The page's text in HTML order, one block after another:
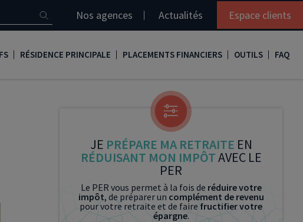
Nos agences Actualités Espace clients
Bordeaux
Marseille
RÉSIDENCE PRINCIPALE
Assurance de prêt immobilier
Renégocier son crédit immobilier
PLACEMENTS FINANCIERS
Loi Madelin
OUTILS
Simulation loi Denormandie
Comment réaliser son bilan patrimonial ?
Le guide de la loi Denormandie 2026
Simulation prêt immobilier
Nos vidéos
Nos Podcasts
FAQ
JE PRÉPARE MA RETRAITE EN
RÉDUISANT MON IMPÔTAVEC LE
PER
Le PER vous permet à la fois de réduire votre
impôt, de préparer un complément de revenu
pour votre retraite et de faire fructifier votre
épargne.